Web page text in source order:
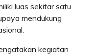
luas sekitar satu
mendukung
kegiatan